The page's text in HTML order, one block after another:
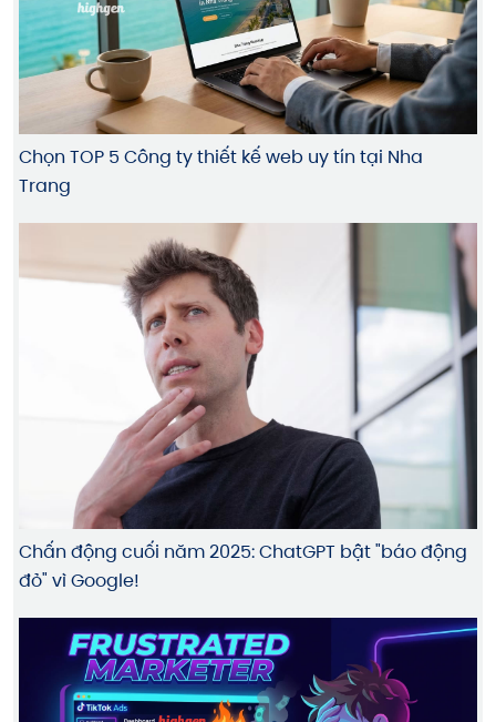
Chọn TOP 5 Công ty thiết kế web uy tín tại Nha
Trang
Chấn động cuối năm 2025: ChatGPT bật "báo động
đỏ" vì Google!